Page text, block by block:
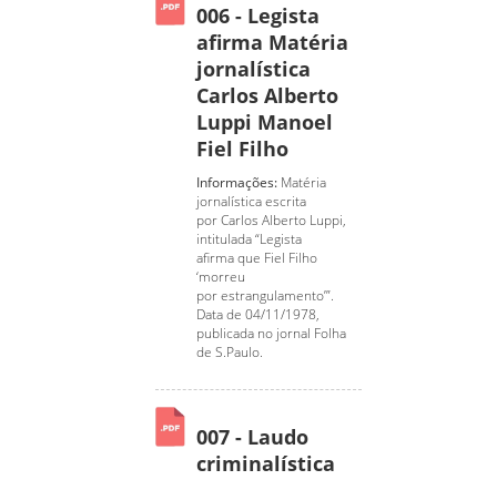
006 - Legista
afirma Matéria
jornalística
Carlos Alberto
Luppi Manoel
Fiel Filho
Informações: Matéria
jornalística escrita
por Carlos Alberto Luppi,
intitulada “Legista
afirma que Fiel Filho
‘morreu
por estrangulamento’”.
Data de 04/11/1978,
publicada no jornal Folha
de S.Paulo.
007 - Laudo
criminalística